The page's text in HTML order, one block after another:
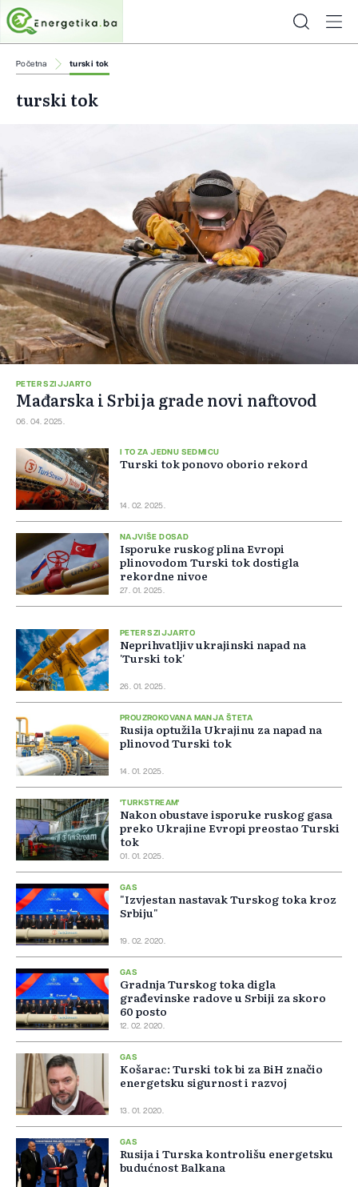
Početna turski tok
turski tok
PETER SZIJJARTO
Mađarska i Srbija grade novi naftovod
06. 04. 2025.
I TO ZA JEDNU SEDMICU
Turski tok ponovo oborio rekord
14. 02. 2025.
NAJVIŠE DOSAD
Isporuke ruskog plina Evropi
plinovodom Turski tok dostigla
rekordne nivoe
27. 01. 2025.
PETER SZIJJARTO
Neprihvatljiv ukrajinski napad na
'Turski tok'
26. 01. 2025.
PROUZROKOVANA MANJA ŠTETA
Rusija optužila Ukrajinu za napad na
plinovod Turski tok
14. 01. 2025.
'TURKSTREAM'
Nakon obustave isporuke ruskog gasa
preko Ukrajine Evropi preostao Turski
tok
01. 01. 2025.
GAS
"Izvjestan nastavak Turskog toka kroz
Srbiju"
19. 02. 2020.
GAS
Gradnja Turskog toka digla
građevinske radove u Srbiji za skoro
60 posto
12. 02. 2020.
GAS
Košarac: Turski tok bi za BiH značio
energetsku sigurnost i razvoj
13. 01. 2020.
GAS
Rusija i Turska kontrolišu energetsku
budućnost Balkana